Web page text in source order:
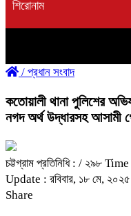
শিরোনাম
/ প্রধান সংবাদ
কতোয়ালী থানা পুলিশের
নগদ অর্থ উদ্ধারসহ আসামী
চট্টগ্রাম প্রতিনিধি : / ২৯৮
Update : রবিবার, ১৮ মে, ২০২৫
Share